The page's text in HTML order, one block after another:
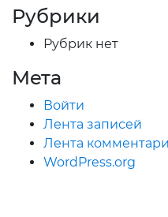
Рубрики
Рубрик нет
Мета
Войти
Лента записей
Лента
WordPress.org